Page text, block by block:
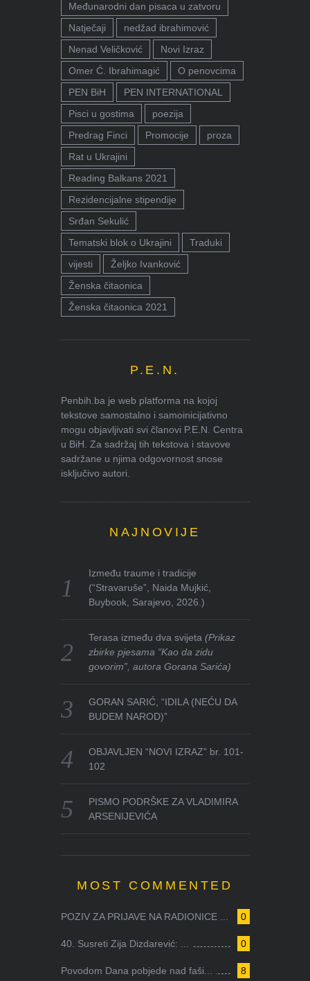
Međunarodni dan pisaca u zatvoru
Natječaji
nedžad ibrahimović
Nenad Veličković
Novi Izraz
Omer Ć. Ibrahimagić
O penovcima
PEN BiH
PEN INTERNATIONAL
Pisci u gostima
poezija
Predrag Finci
Promocije
proza
Rat u Ukrajini
Reading Balkans 2021
Rezidencijalne stipendije
Srđan Sekulić
Tematski blok o Ukrajini
Traduki
vijesti
Željko Ivanković
Ženska čitaonica
Ženska čitaonica 2021
P.E.N.
Penbih.ba je web platforma na kojoj
tekstove samostalno i samoinicijativno
mogu objavljivati svi članovi P.E.N. Centra
u BiH. Za sadržaj tih tekstova i stavove
sadržane u njima odgovornost snose
isključivo autori.
NAJNOVIJE
Između traume i tradicije
(“Stravaruše”, Naida Mujkić,
Buybook, Sarajevo, 2026.)
Terasa između dva svijeta(Prikaz
zbirke pjesama “Kao da zidu
govorim”, autora Gorana Sarića)
GORAN SARIĆ, “IDILA (NEĆU DA
BUDEM NAROD)”
OBJAVLJEN “NOVI IZRAZ” br. 101-
102
PISMO PODRŠKE ZA VLADIMIRA
ARSENIJEVIĆA
MOST COMMENTED
0
POZIV ZA PRIJAVE NA RADIONICE ...
0
40. Susreti Zija Dizdarević: ...
8
Povodom Dana pobjede nad faši...